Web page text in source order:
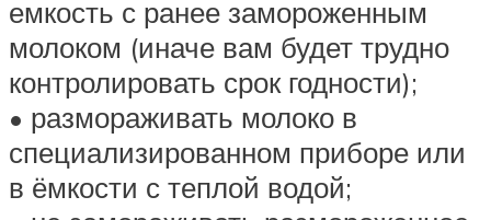
емкость с ранее замороженным
молоком (иначе вам будет трудно
контролировать срок годности);
• размораживать молоко в
специализированном приборе или
в ёмкости с теплой водой;